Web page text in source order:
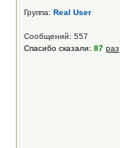
Группа: Real User
Сообщений: 557
Спасибо сказали: 87 раз